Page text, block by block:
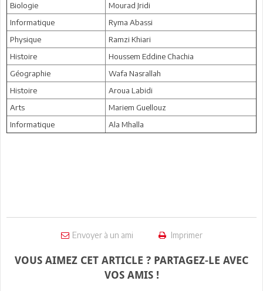
Biologie
Mourad Jridi
Informatique
Ryma Abassi
Physique
Ramzi Khiari
Histoire
Houssem Eddine Chachia
Géographie
Wafa Nasrallah
Histoire
Aroua Labidi
Arts
Mariem Guellouz
Informatique
Ala Mhalla
Envoyer à un ami Imprimer
VOUS AIMEZ CET ARTICLE ? PARTAGEZ-LE AVEC
VOS AMIS !